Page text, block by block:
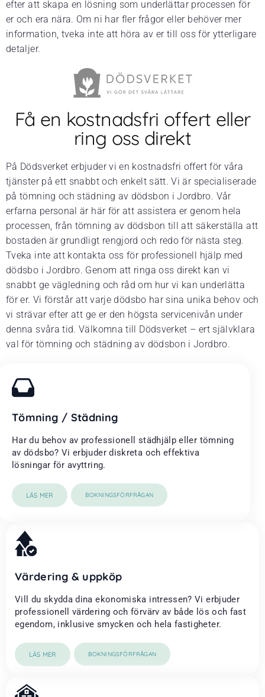
efter att skapa en lösning som underlättar processen för
er och era nära. Om ni har fler frågor eller behöver mer
information, tveka inte att höra av er till oss för ytterligare
detaljer.
Få en kostnadsfri offert eller
ring oss direkt
På Dödsverket erbjuder vi en kostnadsfri offert för våra
tjänster på ett snabbt och enkelt sätt. Vi är specialiserade
på tömning och städning av dödsbon i Jordbro. Vår
erfarna personal är här för att assistera er genom hela
processen, från tömning av dödsbon till att säkerställa att
bostaden är grundligt rengjord och redo för nästa steg.
Tveka inte att kontakta oss för professionell hjälp med
dödsbo i Jordbro. Genom att ringa oss direkt kan vi
snabbt ge vägledning och råd om hur vi kan underlätta
för er. Vi förstår att varje dödsbo har sina unika behov och
vi strävar efter att ge er den högsta servicenivån under
denna svåra tid. Välkomna till Dödsverket – ert självklara
val för tömning och städning av dödsbon i Jordbro.
Tömning / Städning
Har du behov av professionell städhjälp eller tömning
av dödsbo? Vi erbjuder diskreta och effektiva
lösningar för avyttring.
LÄS MER BOKNINGSFÖRFRÅGAN
Värdering & uppköp
Vill du skydda dina ekonomiska intressen? Vi erbjuder
professionell värdering och förvärv av både lös och fast
egendom, inklusive smycken och hela fastigheter.
LÄS MER BOKNINGSFÖRFRÅGAN